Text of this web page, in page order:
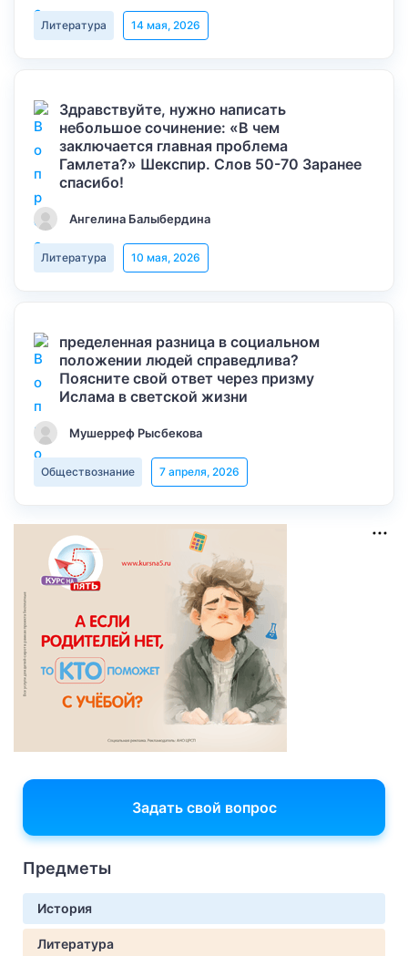
Литература 14 мая, 2026
Здравствуйте, нужно написать
небольшое сочинение: «В чем
заключается главная проблема
Гамлета?» Шекспир. Слов 50-70 Заранее
спасибо!
Ангелина Балыбердина
Литература 10 мая, 2026
пределенная разница в социальном
положении людей справедлива?
Поясните свой ответ через призму
Ислама в светской жизни
Мушерреф Рысбекова
Обществознание 7 апреля, 2026
Задать свой вопрос
Предметы
История
Литература